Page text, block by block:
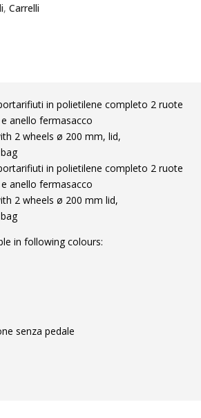
,Carrelli
in polietilene completo 2 ruote
anello fermasacco
2 wheels ø 200 mm, lid,
in polietilene completo 2 ruote
anello fermasacco
2 wheels ø 200 mm lid,
in following colours:
senza pedale